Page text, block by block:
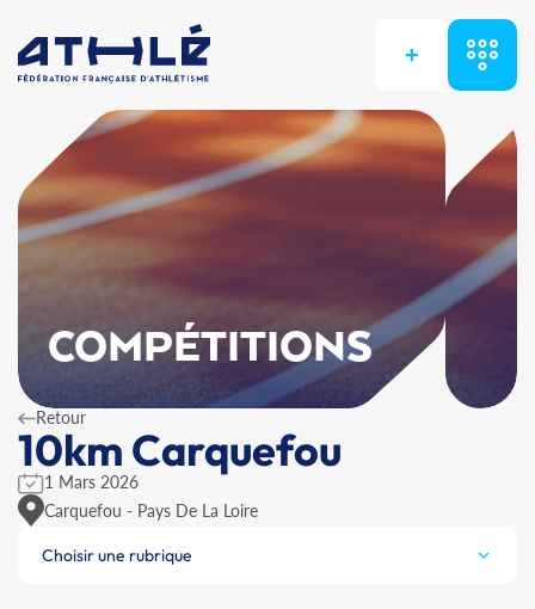
+
COMPÉTITIONS
Retour
10km Carquefou
1 Mars 2026
Carquefou - Pays De La Loire
Choisir une rubrique